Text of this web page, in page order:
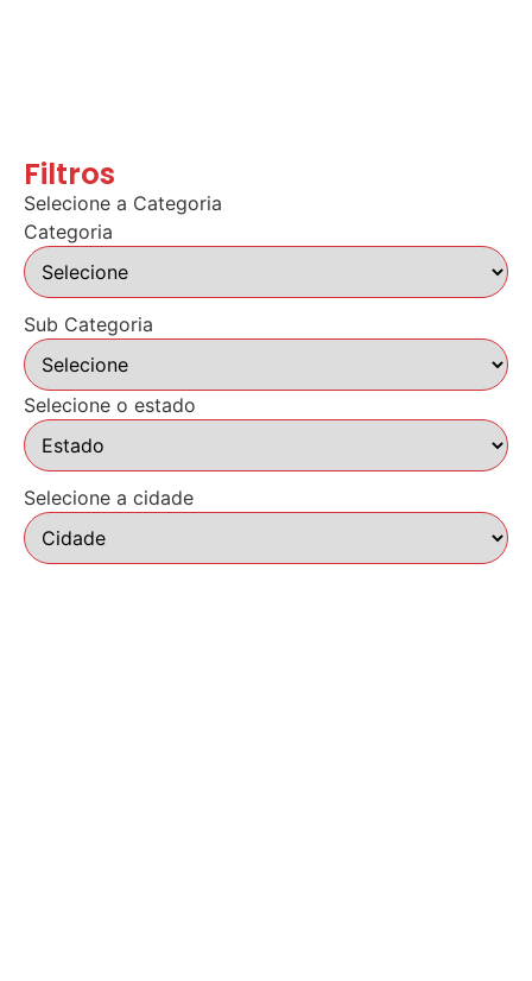
Filtros
Selecione a Categoria
Categoria
Sub Categoria
Selecione o estado
Selecione a cidade